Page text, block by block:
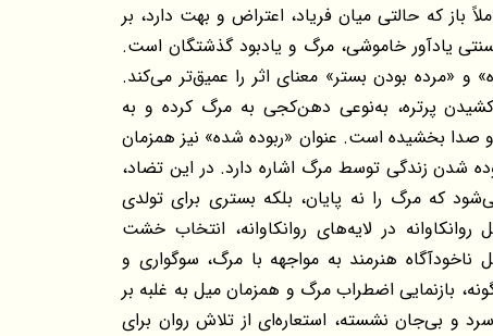
باز که حالتی میان فریاد، اعتراض و بهت دارد، بر
یادآور خاموشی، مرگ و یادبود گذشتگان است.
و «مرده بودن بستر» معنای اثر را عمیق‌تر می‌کند.
پرتره، به‌نوعی دهن‌کجی به مرگ کرده و به
صدا بخشیده است. عنوان «ربوده شده» نیز همزمان
شدن زندگی توسط مرگ اشاره دارد. در این تضاد،
که مرگ را نه پایان، بلکه بستری برای تولدی
در لایه‌های روانکاوانه، انتخاب خشت
ناخودآگاه هنرمند به مواجهه با مرگ، سوگواری و
بازنمایی اضطراب مرگ و همزمان میل به غلبه بر
و بی‌جان نشسته، استعاره‌ای از تلاش روان برای